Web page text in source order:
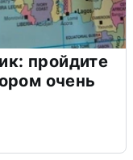
пройдите
очень